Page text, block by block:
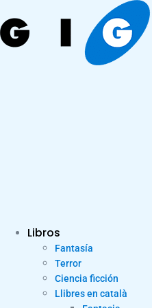
al
contenido
Libros
Fantasía
Terror
Ciencia ficción
Llibres en català